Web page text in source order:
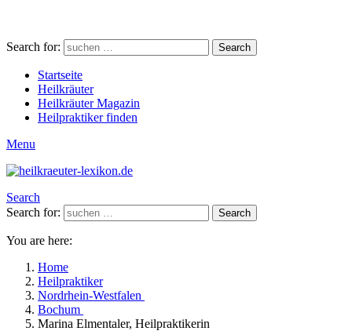
Search for: Search
Startseite
Heilkräuter
Heilkräuter Magazin
Heilpraktiker finden
Menu
Search
Search for:
Search
You are here:
Home
Heilpraktiker
Nordrhein-Westfalen
Bochum
Marina Elmentaler, Heilpraktikerin